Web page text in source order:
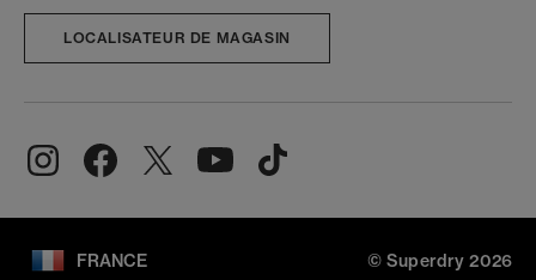
LOCALISATEUR DE MAGASIN
FRANCE © Superdry 2026